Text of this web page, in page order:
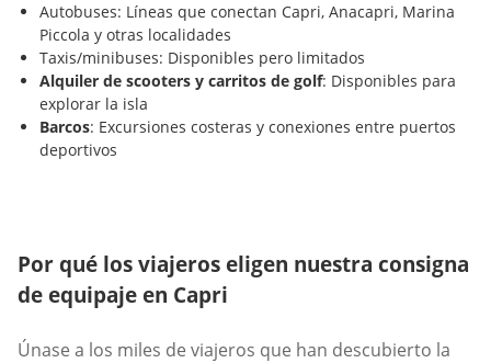
Autobuses: Líneas que conectan Capri, Anacapri, Marina
Piccola y otras localidades
Taxis/minibuses: Disponibles pero limitados
Alquiler de scooters y carritos de golf: Disponibles para
explorar la isla
Barcos: Excursiones costeras y conexiones entre puertos
deportivos
Por qué los viajeros eligen nuestra consigna
de equipaje en Capri
Únase a los miles de viajeros que han descubierto la